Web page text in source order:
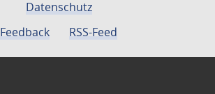
Datenschutz
Feedback
RSS-Feed